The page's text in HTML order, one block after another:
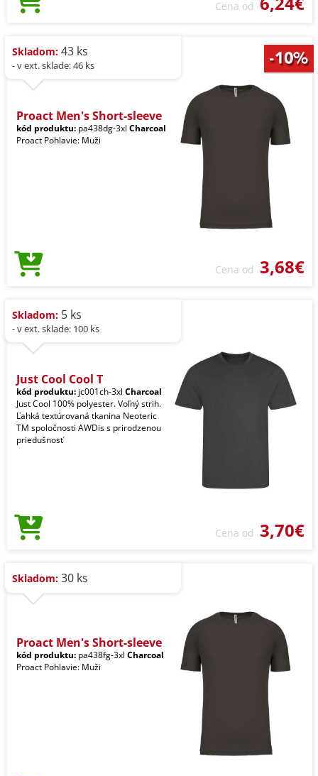
Cena od
Skladom: 43 ks
- v ext. sklade: 46 ks
Proact Men's Short-sleeve
kód produktu: pa438dg-3xl Charcoal
Proact Pohlavie: Muži
Cena od 3,68€
Skladom: 5 ks
- v ext. sklade: 100 ks
Just Cool Cool T
kód produktu: jc001ch-3xl Charcoal
Just Cool 100% polyester. Voľný strih.
Ľahká textúrovaná tkanina Neoteric
TM spoločnosti AWDis s prirodzenou
priedušnosť
Cena od 3,70€
Skladom: 30 ks
Proact Men's Short-sleeve
kód produktu: pa438fg-3xl Charcoal
Proact Pohlavie: Muži